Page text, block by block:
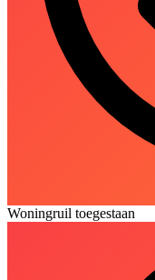
Woningruil toegestaan